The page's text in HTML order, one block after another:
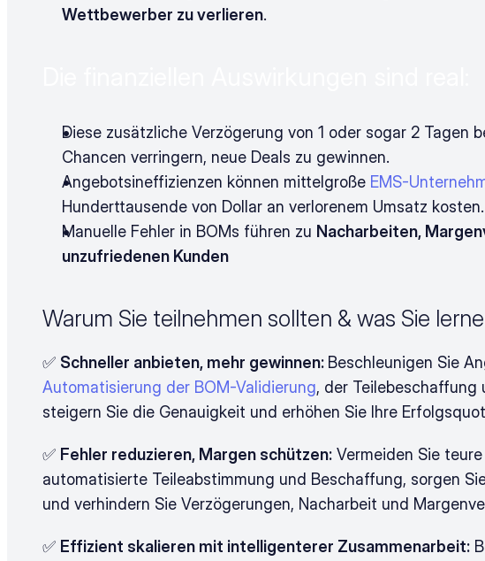
Wettbewerber zu verlieren.
Diese zusätzliche Verzögerung von 1 oder sogar 2 Tagen
Chancen verringern, neue Deals zu gewinnen.
Angebotsineffizienzen können mittelgroße EMS-
Hunderttausende von Dollar an verlorenem Umsatz kosten.
Manuelle Fehler in BOMs führen zu Nacharbeiten,
unzufriedenen Kunden
Warum Sie teilnehmen sollten & was Sie
✅ Schneller anbieten, mehr gewinnen:
Automatisierung der BOM-Validierung, der Teilebeschaffung
steigern Sie die Genauigkeit und erhöhen Sie Ihre
✅ Fehler reduzieren, Margen schützen: Vermeiden Sie
automatisierte Teileabstimmung und Beschaffung, sorgen
und verhindern Sie Verzögerungen, Nacharbeit und
✅ Effizient skalieren mit intelligenterer Zusammenarbeit: